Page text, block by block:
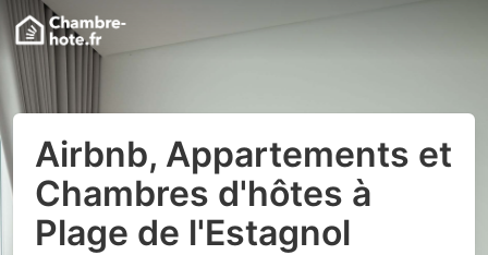
Airbnb, Appartements et
Chambres d'hôtes à
Plage de l'Estagnol